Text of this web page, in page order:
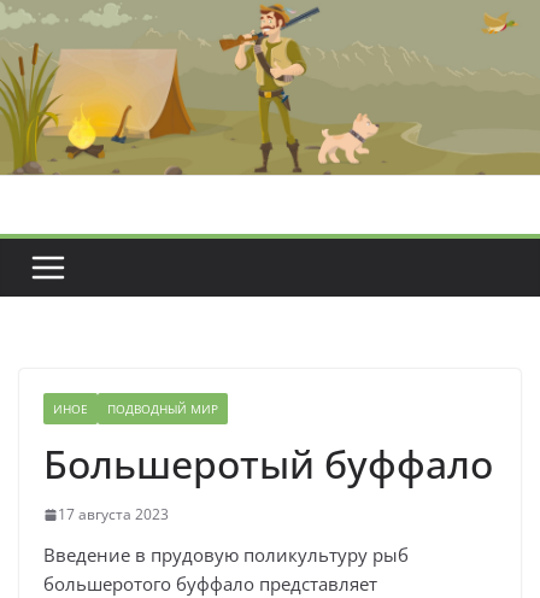
Перейти
содержимому
ИНОЕ ПОДВОДНЫЙ МИР
Большеротый буффало
17 августа 2023
Введение в прудовую поликультуру рыб
большеротого буффало представляет